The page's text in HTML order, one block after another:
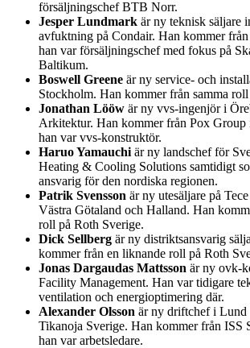
försäljningschef BTB Norr.
Jesper Lundmark är ny teknisk säljare
avfuktning på Condair. Han kommer
han var försäljningschef med fokus på
Baltikum.
Boswell Greene är ny service- och
Stockholm. Han kommer från samma roll
Jonathan Lööw är ny vvs-ingenjör i
Arkitektur. Han kommer från Pox Group
han var vvs-konstruktör.
Haruo Yamauchi är ny landschef för
Heating & Cooling Solutions samtidigt
ansvarig för den nordiska regionen.
Patrik Svensson är ny utesäljare på
Västra Götaland och Halland. Han
roll på Roth Sverige.
Dick Sellberg är ny distriktsansvarig
kommer från en liknande roll på Roth
Jonas Dargaudas Mattsson är ny ovk-
Facility Management. Han var tidigare
ventilation och energioptimering där.
Alexander Olsson är ny driftchef i Lund
Tikanoja Sverige. Han kommer från ISS
han var arbetsledare.